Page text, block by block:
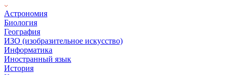
Астрономия
Биология
География
ИЗО (изобразительное искусство)
Информатика
Иностранный язык
История